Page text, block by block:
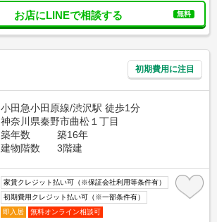
お店にLINEで相談する 無料
初期費用に注目
小田急小田原線/渋沢駅 徒歩1分
神奈川県秦野市曲松１丁目
築年数
築16年
建物階数
3階建
家賃クレジット払い可（※保証会社利用等条件有）
初期費用クレジット払い可（※一部条件有）
即入居
無料オンライン相談可